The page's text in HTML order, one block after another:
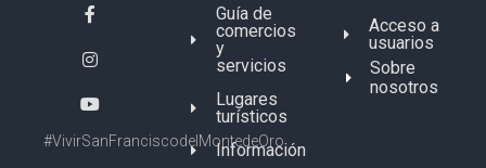
#VivirSanFranciscodelMontedeOro
Guía de
comercios
y
servicios
Lugares
turísticos
Información
Acceso a
usuarios
Sobre
nosotros